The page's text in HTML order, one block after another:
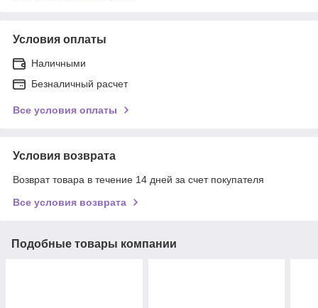
Условия оплаты
Наличными
Безналичный расчет
Все условия оплаты
Условия возврата
Возврат товара в течение 14 дней за счет покупателя
Все условия возврата
Подобные товары компании